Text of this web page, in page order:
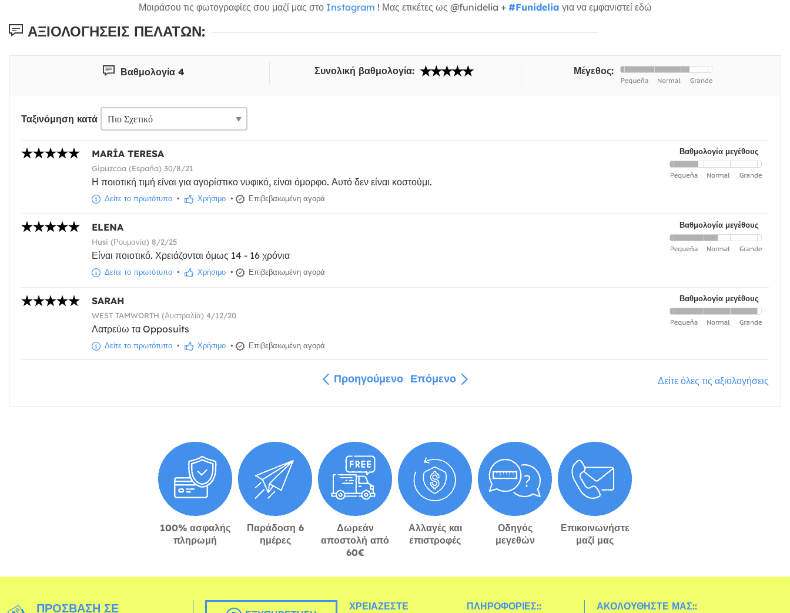
Μοιράσου τις φωτογραφίες σου μαζί μας στο Instagram ! Μας ετικέτες ως @funidelia + #Funidelia για να εμφανιστεί εδώ
ΑΞΙΟΛΟΓΉΣΕΙΣ ΠΕΛΑΤΏΝ:
Βαθμολογία 4 Συνολική βαθμολογία: Μέγεθος:
Ταξινόμηση κατά
Βαθμολογία μεγέθους
MARÍA TERESA
Gipuzcoa (España) 30/8/21
Η ποιοτική τιμή είναι για αγορίστικο νυφικό, είναι όμορφο. Αυτό δεν είναι κοστούμι.
Δείτε το πρωτότυπο • Χρήσιμο • Επιβεβαιωμένη αγορά
Βαθμολογία μεγέθους
ELENA
Husi (Ρουμανία) 8/2/25
Είναι ποιοτικό. Χρειάζονται όμως 14 - 16 χρόνια
Δείτε το πρωτότυπο • Χρήσιμο • Επιβεβαιωμένη αγορά
Βαθμολογία μεγέθους
SARAH
WEST TAMWORTH (Αυστραλία) 4/12/20
Λατρεύω τα Opposuits
Δείτε το πρωτότυπο • Χρήσιμο • Επιβεβαιωμένη αγορά
Προηγούμενο Επόμενο Δείτε όλες τις αξιολογήσεις
100% ασφαλής
πληρωμή
Παράδοση 6
ημέρες
Δωρεάν
αποστολή από
60€
Αλλαγές και
επιστροφές
Οδηγός
μεγεθών
Επικοινωνήστε
μαζί μας
ΠΡΌΣΒΑΣΗ ΣΕ
ΧΡΕΙΆΖΕΣΤΕ
ΠΛΗΡΟΦΟΡΊΕΣ:: ΑΚΟΛΟΥΘΉΣΤΕ ΜΑΣ::